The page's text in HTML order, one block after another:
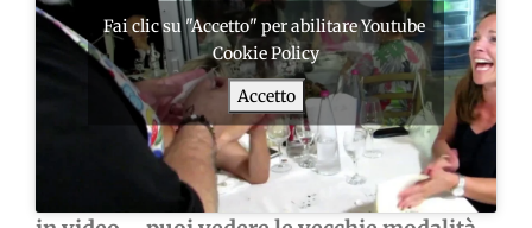
Fai clic su "Accetto" per abilitare Youtube
Cookie Policy
Accetto